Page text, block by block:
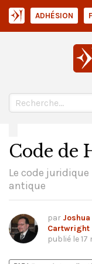
ADHÉSION
Code de
Le code
antique
par
Cartwright
publié le17